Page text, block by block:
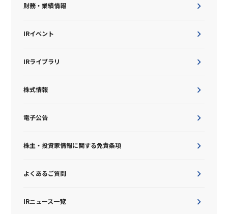
財務・業績情報
IRイベント
IRライブラリ
株式情報
電子公告
株主・投資家情報に関する免責条項
よくあるご質問
IRニュース一覧